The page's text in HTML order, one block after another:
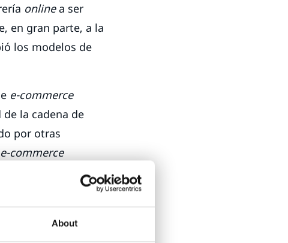
About
onlinea ser
en gran parte, a la
los modelos de
e-commerce
la cadena de
por otras
e-commerce
posee ni compra
ingresos en el